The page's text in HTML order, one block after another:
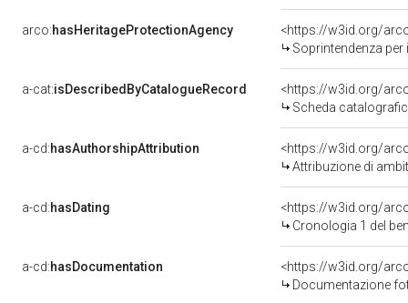
arco:hasHeritageProtectionAgency
<https://w3id.org/
Soprintendenza
a-cat:isDescribedByCatalogueRecord
<https://w3id.org/
Scheda
a-cd:hasAuthorshipAttribution
<https://w3id.org/
Attribuzione di
a-cd:hasDating
<https://w3id.org/
Cronologia 1 del
a-cd:hasDocumentation
Documentazione